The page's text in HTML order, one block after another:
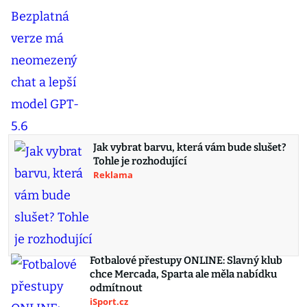
Jak vybrat barvu, která vám bude slušet?
Tohle je rozhodující
Reklama
Fotbalové přestupy ONLINE: Slavný klub
chce Mercada, Sparta ale měla nabídku
odmítnout
iSport.cz